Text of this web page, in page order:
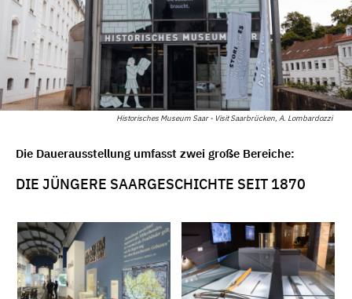
Historisches Museum Saar - Visit Saarbrücken, A. Lombardozzi
Die Dauerausstellung umfasst zwei große Bereiche:
DIE JÜNGERE SAARGESCHICHTE SEIT 1870